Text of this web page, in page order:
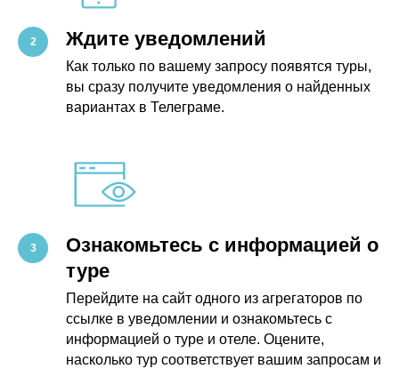
Ждите уведомлений
Как только по вашему запросу появятся туры,
вы сразу получите уведомления о найденных
вариантах в Телеграме.
Ознакомьтесь с информацией о
туре
Перейдите на сайт одного из агрегаторов по
ссылке в уведомлении и ознакомьтесь с
информацией о туре и отеле. Оцените,
насколько тур соответствует вашим запросам и